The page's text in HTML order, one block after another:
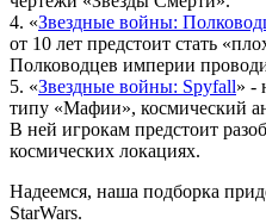
4. «Звездные войны:
от 10 лет предстоит стать
Полководцев империи
5. «Звездные войны: Spyfall» -
типу «Мафии», космический
В ней игрокам предстоит
космических локациях.
Надеемся, наша подборка
StarWars.